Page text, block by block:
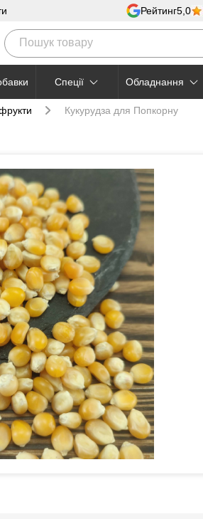
Рейтинг5,0
Cпеції Обладнання
Кукурудза для Попкорну